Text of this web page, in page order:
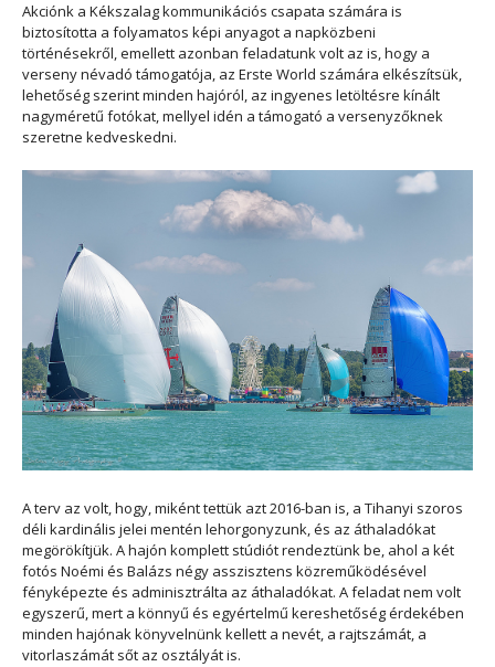
Akciónk a Kékszalag kommunikációs csapata számára is
biztosította a folyamatos képi anyagot a napközbeni
történésekről, emellett azonban feladatunk volt az is, hogy a
verseny névadó támogatója, az Erste World számára elkészítsük,
lehetőség szerint minden hajóról, az ingyenes letöltésre kínált
nagyméretű fotókat, mellyel idén a támogató a versenyzőknek
szeretne kedveskedni.
A terv az volt, hogy, miként tettük azt 2016-ban is, a Tihanyi szoros
déli kardinális jelei mentén lehorgonyzunk, és az áthaladókat
megörökítjük. A hajón komplett stúdiót rendeztünk be, ahol a két
fotós Noémi és Balázs négy asszisztens közreműködésével
fényképezte és adminisztrálta az áthaladókat. A feladat nem volt
egyszerű, mert a könnyű és egyértelmű kereshetőség érdekében
minden hajónak könyvelnünk kellett a nevét, a rajtszámát, a
vitorlaszámát sőt az osztályát is.